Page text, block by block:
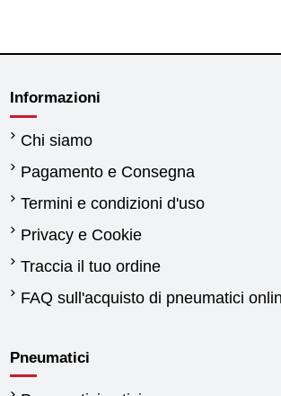
Informazioni
Chi siamo
Pagamento e Consegna
Termini e condizioni d'uso
Privacy e Cookie
Traccia il tuo ordine
FAQ sull'acquisto di pneumatici
Pneumatici